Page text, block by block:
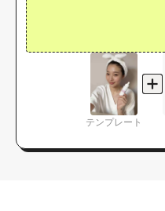
テンプレート